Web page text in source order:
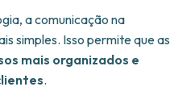
a comunicação na
simples. Isso permite que as
mais organizados e
.